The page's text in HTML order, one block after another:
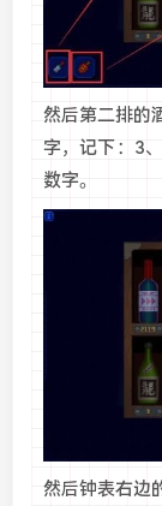
然后第二排的
字，记下：3
数字。
然后钟表右边